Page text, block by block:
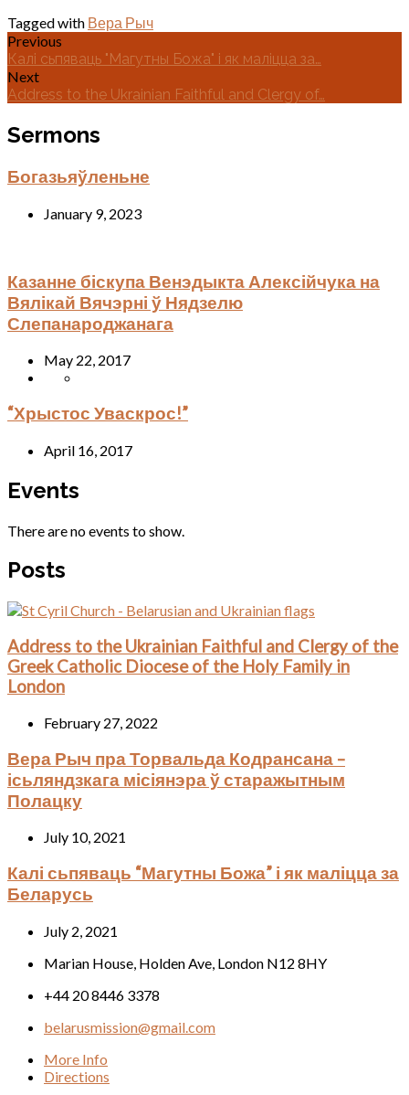
Tagged with Вера Рыч
Previous
Калі сьпяваць "Магутны Божа" і як маліцца за…
Next
Address to the Ukrainian Faithful and Clergy of…
Sermons
Богазьяўленьне
January 9, 2023
Казанне біскупа Венэдыкта Алексійчука на
Вялікай Вячэрні ў Нядзелю
Слепанароджанага
May 22, 2017
“Хрыстос Уваскрос!”
April 16, 2017
Events
There are no events to show.
Posts
Address to the Ukrainian Faithful and Clergy of the
Greek Catholic Diocese of the Holy Family in
London
February 27, 2022
Вера Рыч пра Торвальда Кодрансана –
ісьляндзкага місіянэра ў старажытным
Полацку
July 10, 2021
Калі сьпяваць “Магутны Божа” і як маліцца за
Беларусь
July 2, 2021
Marian House, Holden Ave, London N12 8HY
+44 20 8446 3378
belarusmission@gmail.com
More Info
Directions